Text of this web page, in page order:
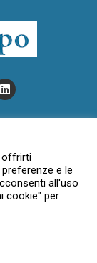
NOVAJO
- Non opere
offrirti
e le
all'uso
cookie" per